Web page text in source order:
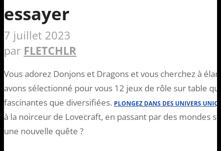
essayer
7 juillet 2023
par FLETCHLR
Vous adorez Donjons et Dragons et vous cherchez à
avons sélectionné pour vous 12 jeux de rôle sur table
fascinantes que diversifiées. PLONGEZ DANS DES UNIVERS
à la noirceur de Lovecraft, en passant par des mondes
une nouvelle quête ?